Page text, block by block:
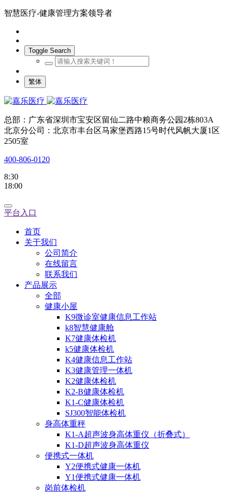
智慧医疗-健康管理方案领导者
Toggle Search
繁体
总部：广东省深圳市宝安区留仙二路中粮商务公园2栋803A
北京分公司：北京市丰台区马家堡西路15号时代风帆大厦1区
2505室
400-806-0120
8:30
18:00
平台入口
首页
关于我们
公司简介
在线留言
联系我们
产品展示
全部
健康小屋
K9微诊室健康信息工作站
k8智慧健康舱
K7健康体检机
k5健康体检机
K4健康信息工作站
K3健康管理一体机
K2健康体检机
K2-B健康体检机
K1-C健康体检机
SJ300智能体检机
身高体重秤
K1-A超声波身高体重仪（折叠式）
K1-D超声波身高体重仪
便携式一体机
Y2便携式健康一体机
Y1便携式健康一体机
岗前体检机